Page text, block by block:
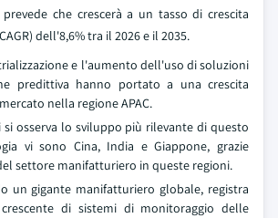
che crescerà a un tasso di crescita
dell'8,6% tra il 2026 e il 2035.
e l'aumento dell'uso di soluzioni
predittiva hanno portato a una crescita
nella regione APAC.
si osserva lo sviluppo più rilevante di questo
vi sono Cina, India e Giappone, grazie
settore manifatturiero in queste regioni.
un gigante manifatturiero globale, registra
di sistemi di monitoraggio delle